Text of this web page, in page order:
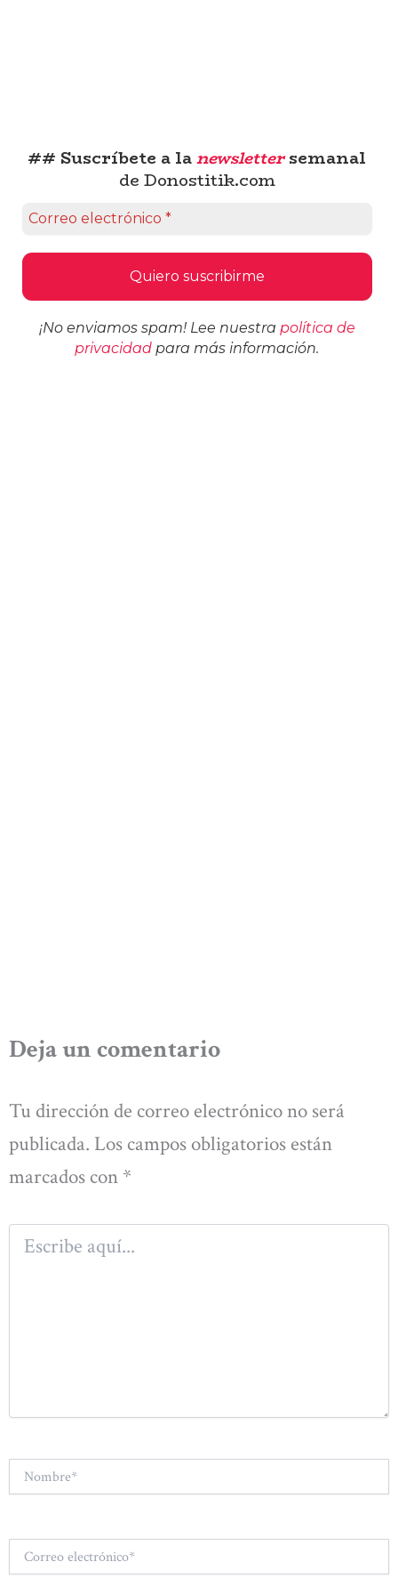
## Suscríbete a lanewslettersemanal
de Donostitik.com
¡No enviamos spam! Lee nuestra política de
privacidad para más información.
Deja un comentario
Tu dirección de correo electrónico no será
publicada. Los campos obligatorios están
marcados con *
Escribe
aquí...
electrónico*